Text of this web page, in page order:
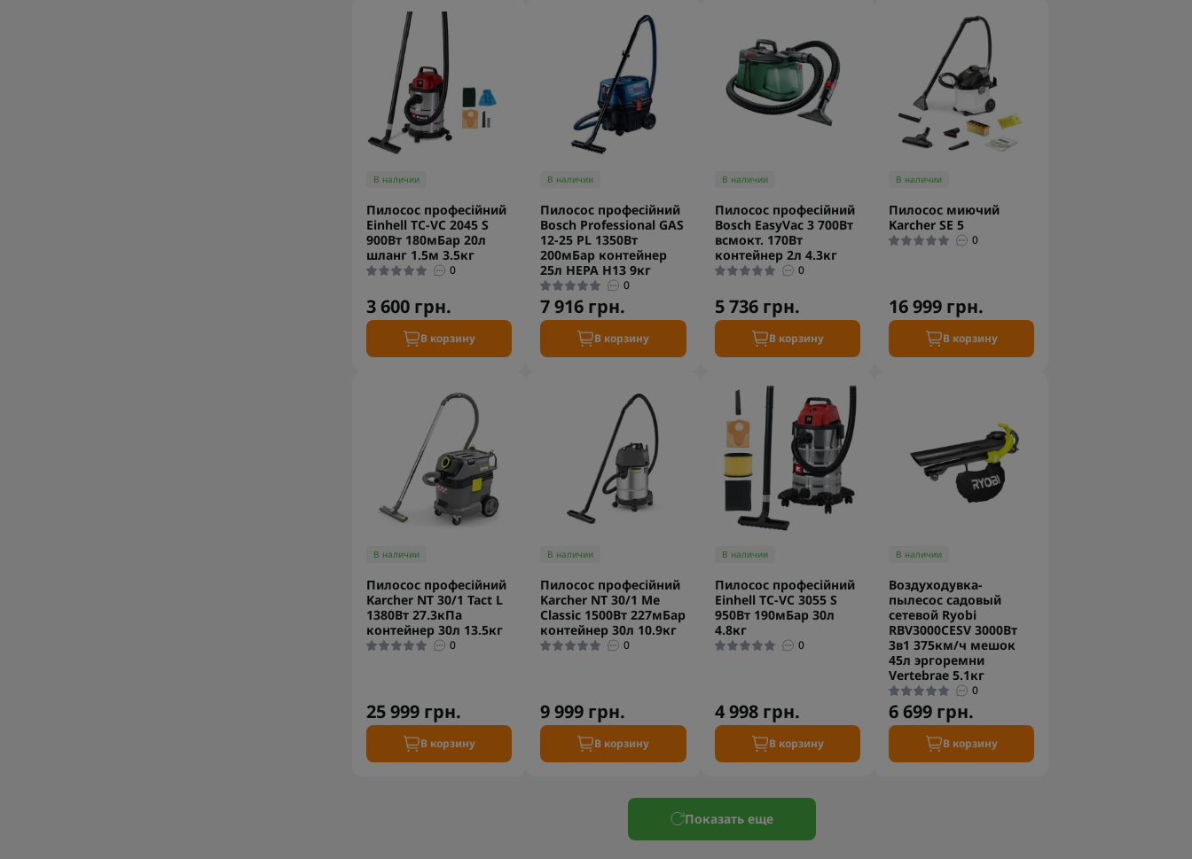
В наличии
Пилосос професійний
Einhell TC-VC 2045 S
900Вт 180мБар 20л
шланг 1.5м 3.5кг
0
3 600 грн.
В корзину
В наличии
Пилосос професійний
Bosch Professional GAS
12-25 PL 1350Вт
200мБар контейнер
25л НЕРА Н13 9кг
0
7 916 грн.
В корзину
В наличии
Пилосос професійний
Bosch EasyVac 3 700Вт
всмокт. 170Вт
контейнер 2л 4.3кг
0
5 736 грн.
В корзину
В наличии
Пилосос миючий
Karcher SE 5
0
16 999 грн.
В корзину
В наличии
Пилосос професійний
Karcher NT 30/1 Tact L
1380Вт 27.3кПа
контейнер 30л 13.5кг
0
25 999 грн.
В корзину
В наличии
Пилосос професійний
Karcher NT 30/1 Me
Classic 1500Вт 227мБар
контейнер 30л 10.9кг
0
9 999 грн.
В корзину
В наличии
Пилосос професійний
Einhell TC-VC 3055 S
950Вт 190мБар 30л
4.8кг
0
4 998 грн.
В корзину
В наличии
Воздуходувка-
пылесос садовый
сетевой Ryobi
RBV3000CESV 3000Вт
3в1 375км/ч мешок
45л эргоремни
Vertebrae 5.1кг
0
6 699 грн.
В корзину
Показать еще